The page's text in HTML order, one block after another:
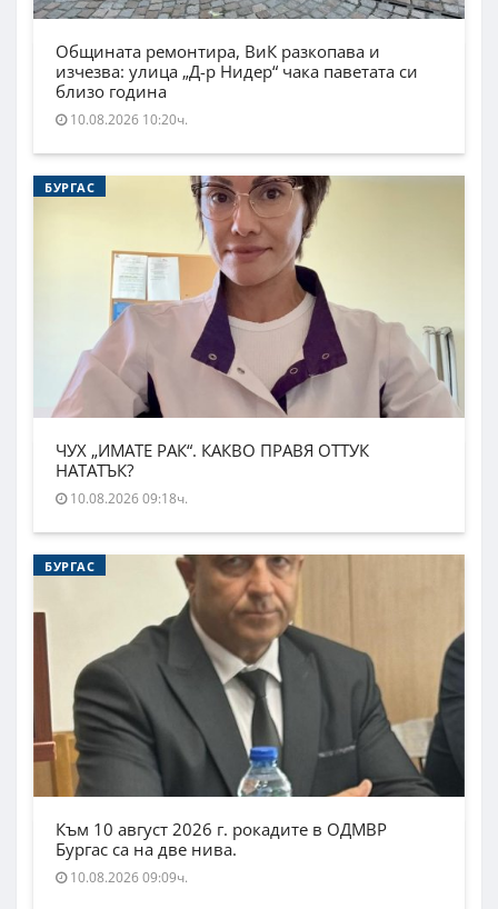
Общината ремонтира, ВиК разкопава и
изчезва: улица „Д-р Нидер“ чака паветата си
близо година
10.08.2026 10:20ч.
БУРГАС
ЧУХ „ИМАТЕ РАК“. КАКВО ПРАВЯ ОТТУК
НАТАТЪК?
10.08.2026 09:18ч.
БУРГАС
Към 10 август 2026 г. рокадите в ОДМВР
Бургас са на две нива.
10.08.2026 09:09ч.